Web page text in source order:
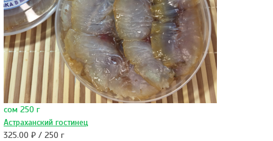
сом 250 г
Астраханский гостинец
325.00 ₽ / 250 г